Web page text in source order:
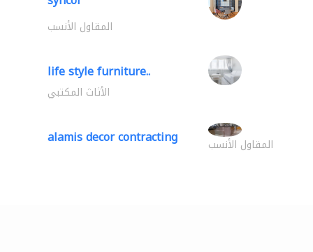
المقاول الأنسب
life style furniture..
الأثاث المكتبي
alamis decor contracting المقاول الأنسب